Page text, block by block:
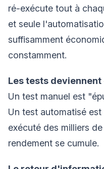
ré-exécute tout à
et seule
suffisamment
constamment.
Les tests
Un test manuel est
Un test automatisé
exécuté des milliers
rendement se cumule.